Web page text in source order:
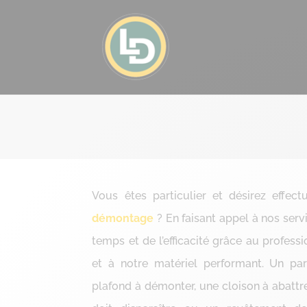
Vous êtes particulier et désirez
démontage ? En faisant appel à nos
temps et de l’efficacité grâce au
et à notre matériel performant. Un
plafond à démonter, une cloison à